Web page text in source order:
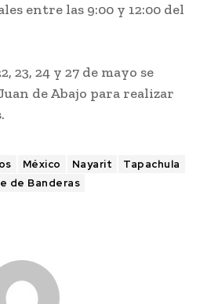
entre las 9:00 y 12:00 del
23, 24 y 27 de mayo se
de Abajo para realizar
México Nayarit
Tapachula
de Banderas